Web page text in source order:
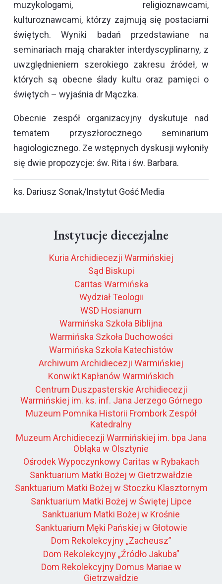
muzykologami, religioznawcami,
kulturoznawcami, którzy zajmują się postaciami
świętych. Wyniki badań przedstawiane na
seminariach mają charakter interdyscyplinarny, z
uwzględnieniem szerokiego zakresu źródeł, w
których są obecne ślady kultu oraz pamięci o
świętych – wyjaśnia dr Mączka.
Obecnie zespół organizacyjny dyskutuje nad
tematem przyszłorocznego seminarium
hagiologicznego. Ze wstępnych dyskusji wyłoniły
się dwie propozycje: św. Rita i św. Barbara.
ks. Dariusz Sonak/Instytut Gość Media
Instytucje diecezjalne
Kuria Archidiecezji Warmińskiej
Sąd Biskupi
Caritas Warmińska
Wydział Teologii
WSD Hosianum
Warmińska Szkoła Biblijna
Warmińska Szkoła Duchowości
Warmińska Szkoła Katechistów
Archiwum Archidiecezji Warmińskiej
Konwikt Kapłanów Warmińskich
Centrum Duszpasterskie Archidiecezji
Warmińskiej im. ks. inf. Jana Jerzego Górnego
Muzeum Pomnika Historii Frombork Zespół
Katedralny
Muzeum Archidiecezji Warmińskiej im. bpa Jana
Obłąka w Olsztynie
Ośrodek Wypoczynkowy Caritas w Rybakach
Sanktuarium Matki Bożej w Gietrzwałdzie
Sanktuarium Matki Bożej w Stoczku Klasztornym
Sanktuarium Matki Bożej w Świętej Lipce
Sanktuarium Matki Bożej w Krośnie
Sanktuarium Męki Pańskiej w Głotowie
Dom Rekolekcyjny „Zacheusz”
Dom Rekolekcyjny „Źródło Jakuba”
Dom Rekolekcyjny Domus Mariae w
Gietrzwałdzie